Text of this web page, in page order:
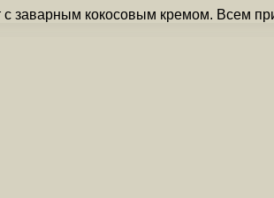
заварным кокосовым кремом. Всем